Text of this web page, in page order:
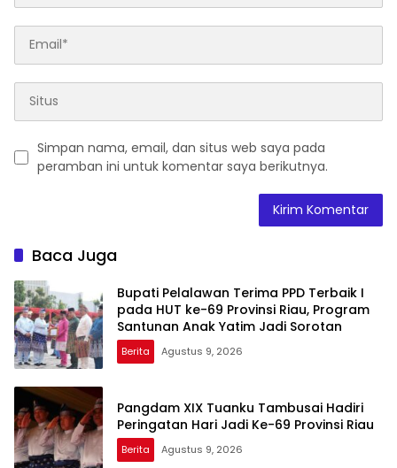
Simpan nama, email, dan situs web saya pada
peramban ini untuk komentar saya berikutnya.
Baca Juga
Bupati Pelalawan Terima PPD Terbaik I
pada HUT ke-69 Provinsi Riau, Program
Santunan Anak Yatim Jadi Sorotan
Berita Agustus 9, 2026
Pangdam XIX Tuanku Tambusai Hadiri
Peringatan Hari Jadi Ke-69 Provinsi Riau
Berita Agustus 9, 2026